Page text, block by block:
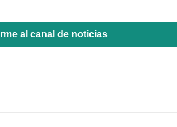
al canal de noticias